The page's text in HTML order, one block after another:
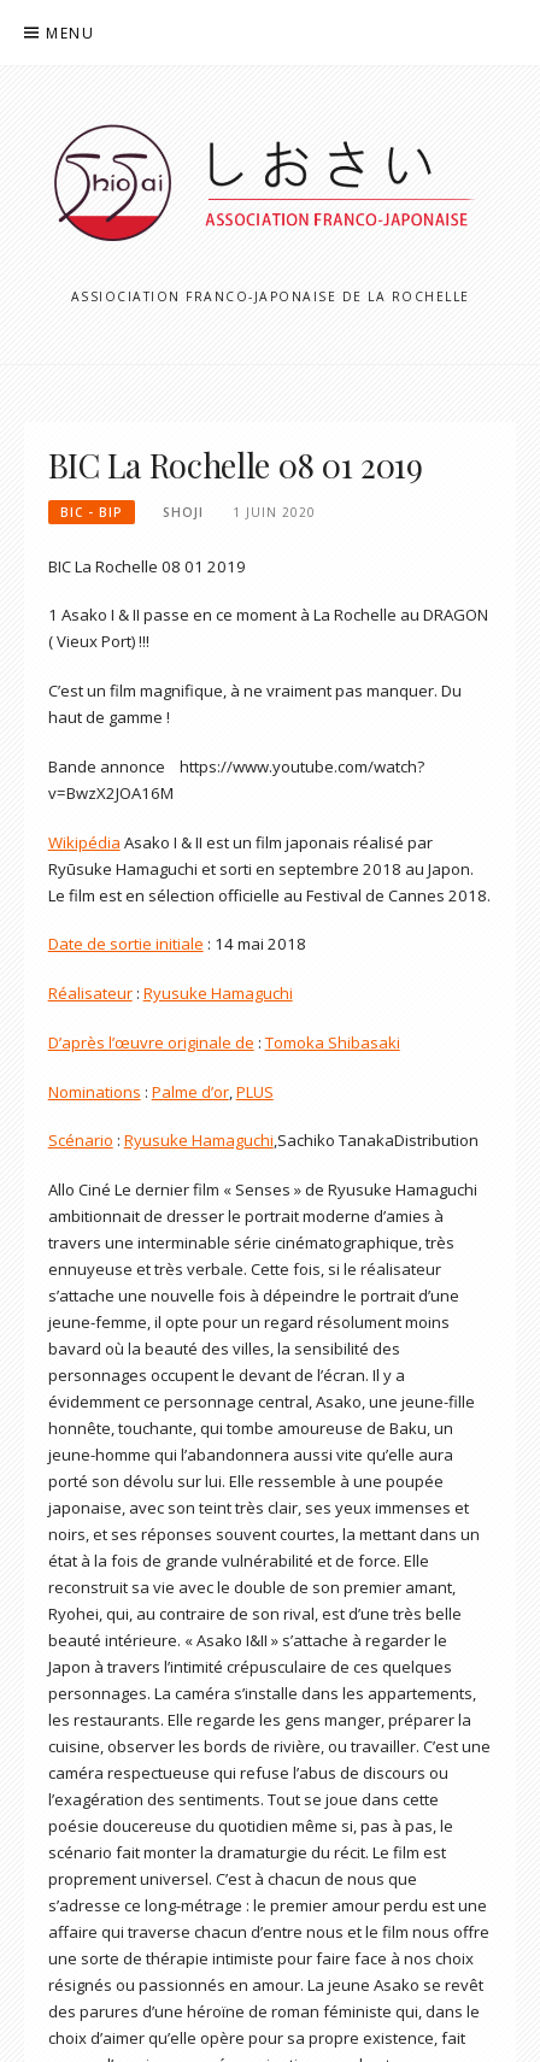
MENU
ASSIOCIATION FRANCO-JAPONAISE DE LA ROCHELLE
BIC La Rochelle 08 01 2019
BIC - BIP SHOJI 1 JUIN 2020
BIC La Rochelle 08 01 2019
1 Asako I & II passe en ce moment à La Rochelle au DRAGON
( Vieux Port) !!!
C’est un film magnifique, à ne vraiment pas manquer. Du
haut de gamme !
Bande annonce https://www.youtube.com/watch?
v=BwzX2JOA16M
Wikipédia Asako I & II est un film japonais réalisé par
Ryūsuke Hamaguchi et sorti en septembre 2018 au Japon.
Le film est en sélection officielle au Festival de Cannes 2018.
Date de sortie initiale : 14 mai 2018
Réalisateur: Ryusuke Hamaguchi
D’après l’œuvre originale de : Tomoka Shibasaki
Nominations : Palme d’or, PLUS
Scénario : Ryusuke Hamaguchi,Sachiko TanakaDistribution
Allo Ciné Le dernier film « Senses » de Ryusuke Hamaguchi
ambitionnait de dresser le portrait moderne d’amies à
travers une interminable série cinématographique, très
ennuyeuse et très verbale. Cette fois, si le réalisateur
s’attache une nouvelle fois à dépeindre le portrait d’une
jeune-femme, il opte pour un regard résolument moins
bavard où la beauté des villes, la sensibilité des
personnages occupent le devant de l’écran. Il y a
évidemment ce personnage central, Asako, une jeune-fille
honnête, touchante, qui tombe amoureuse de Baku, un
jeune-homme qui l’abandonnera aussi vite qu’elle aura
porté son dévolu sur lui. Elle ressemble à une poupée
japonaise, avec son teint très clair, ses yeux immenses et
noirs, et ses réponses souvent courtes, la mettant dans un
état à la fois de grande vulnérabilité et de force. Elle
reconstruit sa vie avec le double de son premier amant,
Ryohei, qui, au contraire de son rival, est d’une très belle
beauté intérieure. « Asako I&II » s’attache à regarder le
Japon à travers l’intimité crépusculaire de ces quelques
personnages. La caméra s’installe dans les appartements,
les restaurants. Elle regarde les gens manger, préparer la
cuisine, observer les bords de rivière, ou travailler. C’est une
caméra respectueuse qui refuse l’abus de discours ou
l’exagération des sentiments. Tout se joue dans cette
poésie doucereuse du quotidien même si, pas à pas, le
scénario fait monter la dramaturgie du récit. Le film est
proprement universel. C’est à chacun de nous que
s’adresse ce long-métrage : le premier amour perdu est une
affaire qui traverse chacun d’entre nous et le film nous offre
une sorte de thérapie intimiste pour faire face à nos choix
résignés ou passionnés en amour. La jeune Asako se revêt
des parures d’une héroïne de roman féministe qui, dans le
choix d’aimer qu’elle opère pour sa propre existence, fait